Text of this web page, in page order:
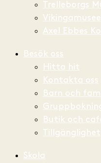
Trelleborgs
Axel Ebbes
Besök oss
Hitta hit
Kontakta oss
Barn och
Butik och
Tillgänglighet
Skola